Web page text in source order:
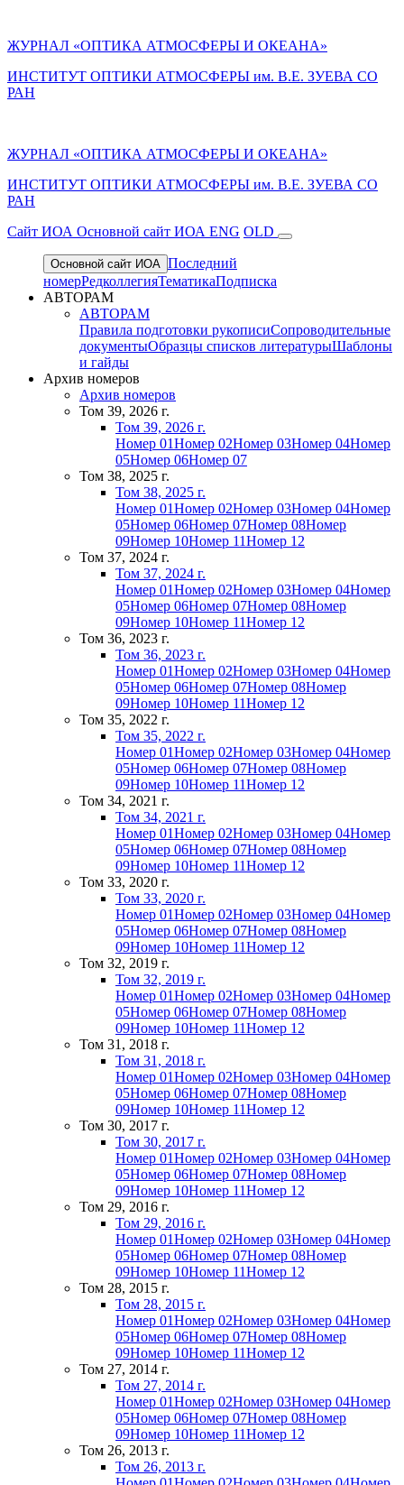
ЖУРНАЛ «ОПТИКА АТМОСФЕРЫ И ОКЕАНА»
ИНСТИТУТ ОПТИКИ АТМОСФЕРЫ им. В.Е. ЗУЕВА СО
РАН
ЖУРНАЛ «ОПТИКА АТМОСФЕРЫ И ОКЕАНА»
ИНСТИТУТ ОПТИКИ АТМОСФЕРЫ им. В.Е. ЗУЕВА СО
РАН
Cайт ИОА Основной сайт ИОА ENG OLD
Основной сайт ИОА Последний
номерРедколлегияТематикаПодписка
АВТОРАМ
АВТОРАМ
Правила подготовки рукописиСопроводительные
документыОбразцы списков литературыШаблоны
и гайды
Архив номеров
Архив номеров
Том 39, 2026 г.
Том 39, 2026 г.
Номер 01Номер 02Номер 03Номер 04Номер
05Номер 06Номер 07
Том 38, 2025 г.
Том 38, 2025 г.
Номер 01Номер 02Номер 03Номер 04Номер
05Номер 06Номер 07Номер 08Номер
09Номер 10Номер 11Номер 12
Том 37, 2024 г.
Том 37, 2024 г.
Номер 01Номер 02Номер 03Номер 04Номер
05Номер 06Номер 07Номер 08Номер
09Номер 10Номер 11Номер 12
Том 36, 2023 г.
Том 36, 2023 г.
Номер 01Номер 02Номер 03Номер 04Номер
05Номер 06Номер 07Номер 08Номер
09Номер 10Номер 11Номер 12
Том 35, 2022 г.
Том 35, 2022 г.
Номер 01Номер 02Номер 03Номер 04Номер
05Номер 06Номер 07Номер 08Номер
09Номер 10Номер 11Номер 12
Том 34, 2021 г.
Том 34, 2021 г.
Номер 01Номер 02Номер 03Номер 04Номер
05Номер 06Номер 07Номер 08Номер
09Номер 10Номер 11Номер 12
Том 33, 2020 г.
Том 33, 2020 г.
Номер 01Номер 02Номер 03Номер 04Номер
05Номер 06Номер 07Номер 08Номер
09Номер 10Номер 11Номер 12
Том 32, 2019 г.
Том 32, 2019 г.
Номер 01Номер 02Номер 03Номер 04Номер
05Номер 06Номер 07Номер 08Номер
09Номер 10Номер 11Номер 12
Том 31, 2018 г.
Том 31, 2018 г.
Номер 01Номер 02Номер 03Номер 04Номер
05Номер 06Номер 07Номер 08Номер
09Номер 10Номер 11Номер 12
Том 30, 2017 г.
Том 30, 2017 г.
Номер 01Номер 02Номер 03Номер 04Номер
05Номер 06Номер 07Номер 08Номер
09Номер 10Номер 11Номер 12
Том 29, 2016 г.
Том 29, 2016 г.
Номер 01Номер 02Номер 03Номер 04Номер
05Номер 06Номер 07Номер 08Номер
09Номер 10Номер 11Номер 12
Том 28, 2015 г.
Том 28, 2015 г.
Номер 01Номер 02Номер 03Номер 04Номер
05Номер 06Номер 07Номер 08Номер
09Номер 10Номер 11Номер 12
Том 27, 2014 г.
Том 27, 2014 г.
Номер 01Номер 02Номер 03Номер 04Номер
05Номер 06Номер 07Номер 08Номер
09Номер 10Номер 11Номер 12
Том 26, 2013 г.
Том 26, 2013 г.